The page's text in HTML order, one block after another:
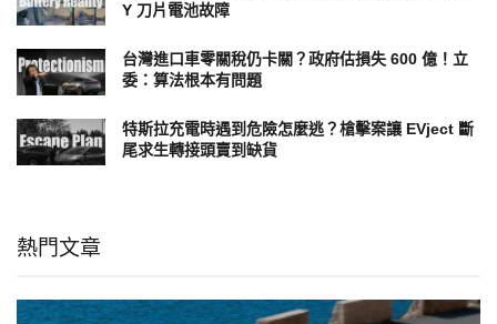
Y 刀片電池故障
台灣進口車零關稅仍卡關？政府估損失 600 億！立
委：算法根本有問題
特斯拉充電時遇到危險怎麼逃？槍擊案讓 EVject 斷
尾求生轉接頭賣到缺貨
熱門文章